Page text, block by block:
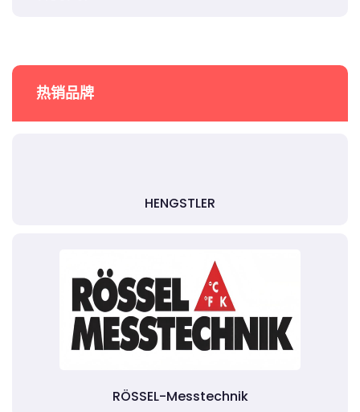
热销品牌
HENGSTLER
RÖSSEL-Messtechnik